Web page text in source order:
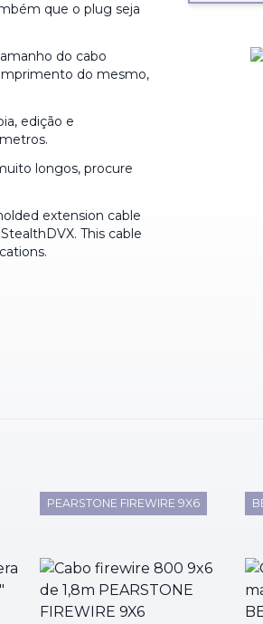
que o plug seja
do cabo
do mesmo,
edição e
longos, procure
extension cable
This cable
PEARSTONE FIREWIRE 9X6